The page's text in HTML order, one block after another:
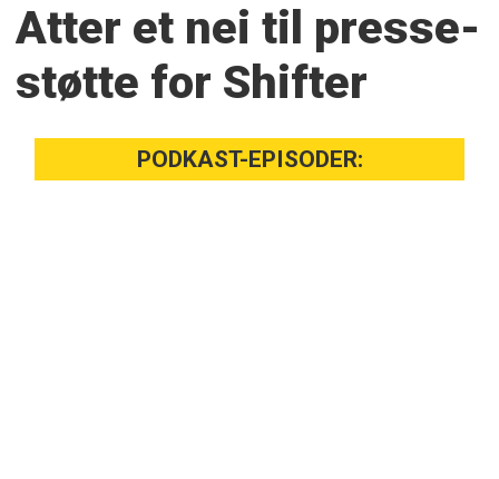
Atter et nei til presse­
støtte for Shifter
PODKAST-EPISODER: